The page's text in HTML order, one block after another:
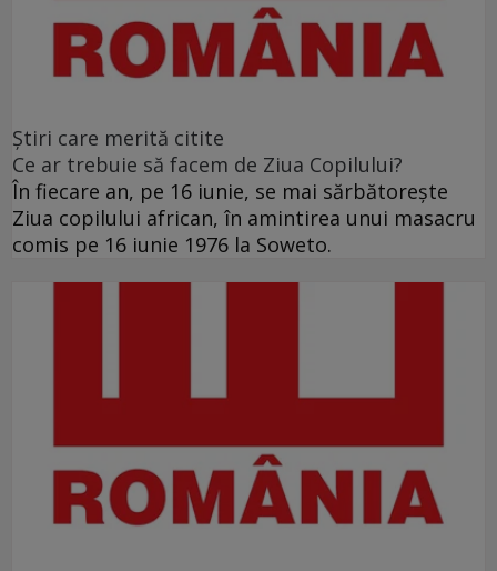
Ştiri care merită citite
Ce ar trebuie să facem de Ziua Copilului?
În fiecare an, pe 16 iunie, se mai sărbătoreşte
Ziua copilului african, în amintirea unui masacru
comis pe 16 iunie 1976 la Soweto.